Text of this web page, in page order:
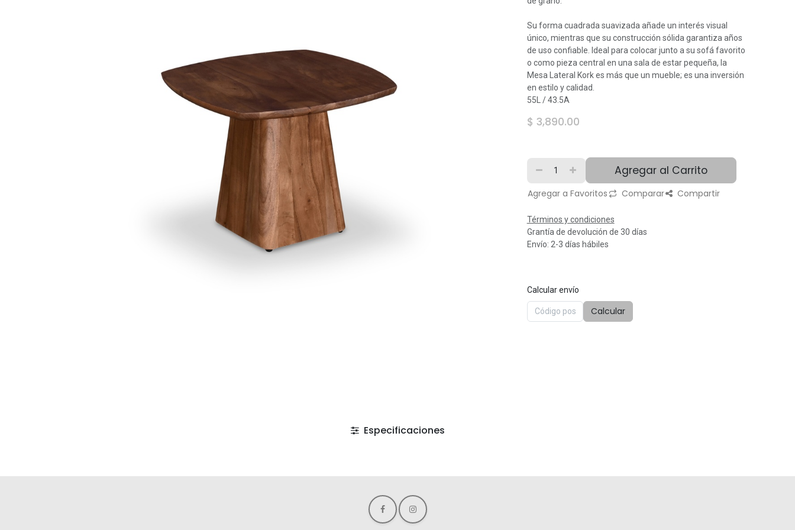
Su forma cuadrada suavizada añade un interés visual
único, mientras que su construcción sólida garantiza años
de uso confiable. Ideal para colocar junto a su sofá favorito
o como pieza central en una sala de estar pequeña, la
Mesa Lateral Kork es más que un mueble; es una inversión
en estilo y calidad.
55L / 43.5A
$ 3,890.00
Agregar al Carrito
Agregar a Favoritos Comparar Compartir
Términos y condiciones
Grantía de devolución de 30 días
Envío: 2-3 días hábiles
Calcular envío
Calcular
Especificaciones